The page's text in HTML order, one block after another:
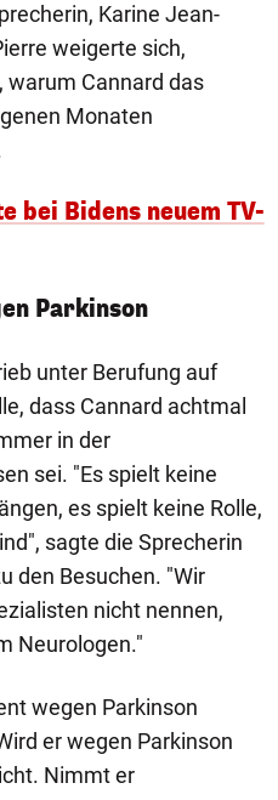
Karine Jean-
weigerte sich,
warum Cannard das
Monaten
bei Bidens neuem TV-
Parkinson
unter Berufung auf
dass Cannard achtmal
in der
sei. "Es spielt keine
es spielt keine Rolle,
sagte die Sprecherin
den Besuchen. "Wir
nicht nennen,
Neurologen."
wegen Parkinson
er wegen Parkinson
Nimmt er